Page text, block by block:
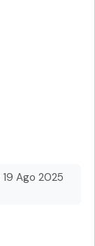
19 Ago 2025